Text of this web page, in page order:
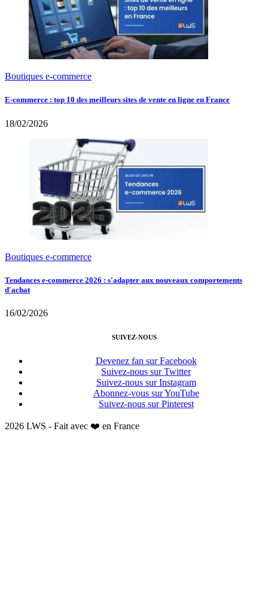
Boutiques e-commerce
E-commerce : top 10 des meilleurs sites de vente en ligne en France
18/02/2026
Boutiques e-commerce
Tendances e-commerce 2026 : s'adapter aux nouveaux comportements
d'achat
16/02/2026
SUIVEZ-NOUS
Devenez fan sur Facebook
Suivez-nous sur Twitter
Suivez-nous sur Instagram
Abonnez-vous sur YouTube
Suivez-nous sur Pinterest
2026 LWS - Fait avec ❤️ en France